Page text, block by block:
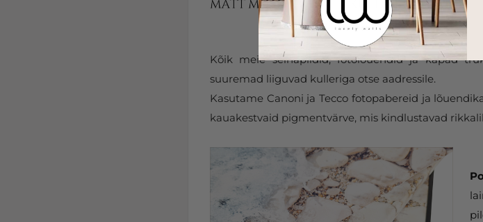
Kõik meie seinapildid, fotolõuendid ja kapad
suuremad liiguvad kulleriga otse aadressile.
Kasutame Canoni ja Tecco fotopabereid ja
kauakestvaid pigmentvärve, mis kindlustavad